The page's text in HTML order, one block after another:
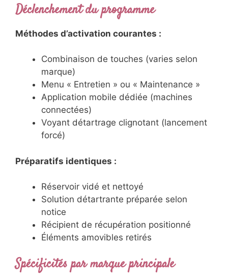
Déclenchement du programme
Méthodes d’activation courantes :
Combinaison de touches (varies selon
marque)
Menu « Entretien » ou « Maintenance »
Application mobile dédiée (machines
connectées)
Voyant détartrage clignotant (lancement
forcé)
Préparatifs identiques :
Réservoir vidé et nettoyé
Solution détartrante préparée selon
notice
Récipient de récupération positionné
Éléments amovibles retirés
Spécificités par marque principale